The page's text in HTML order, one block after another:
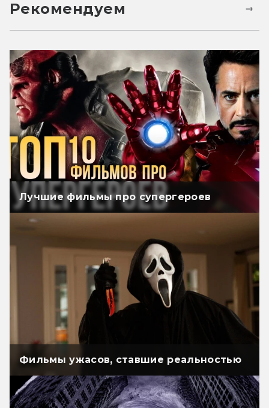
Рекомендуем
Лучшие фильмы про супергероев
Фильмы ужасов, ставшие реальностью